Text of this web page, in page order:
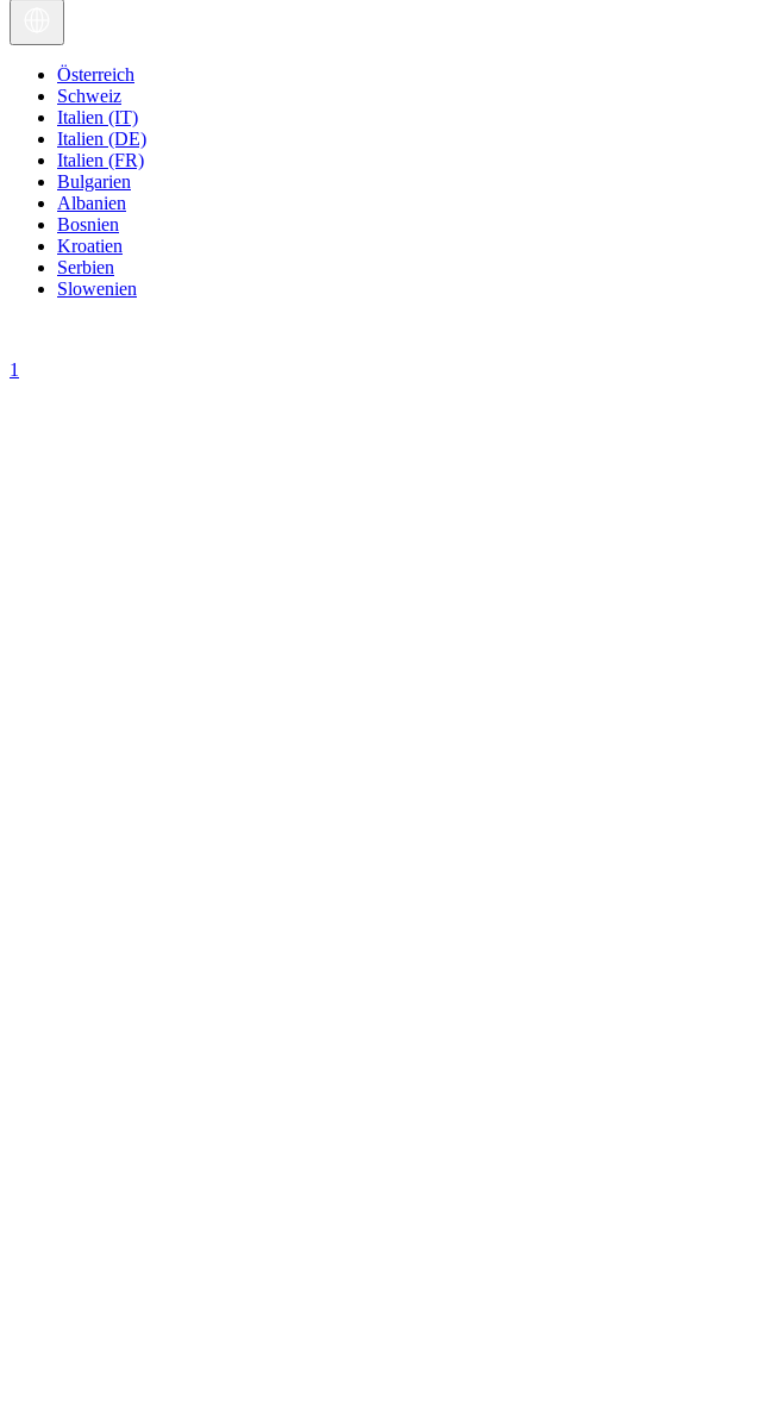
Österreich
Schweiz
Italien (IT)
Italien (DE)
Italien (FR)
Bulgarien
Albanien
Bosnien
Kroatien
Serbien
Slowenien
1